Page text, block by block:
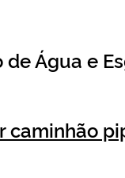
Água e